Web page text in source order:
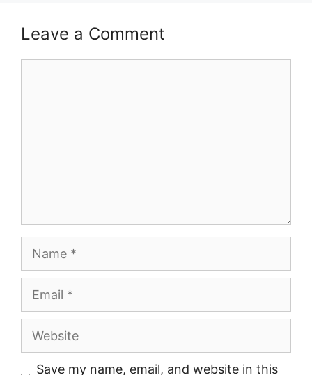
Leave a Comment
Website
Save my name, email, and website in this